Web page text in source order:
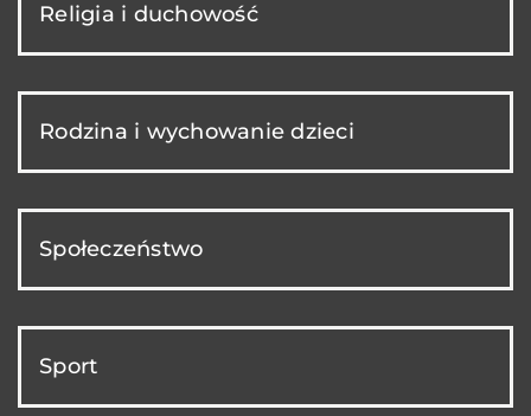
Religia i duchowość
Rodzina i wychowanie dzieci
Społeczeństwo
Sport